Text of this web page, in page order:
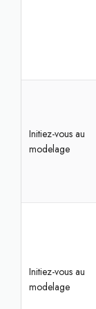
Initiez-vous au
modelage
Initiez-vous au
modelage